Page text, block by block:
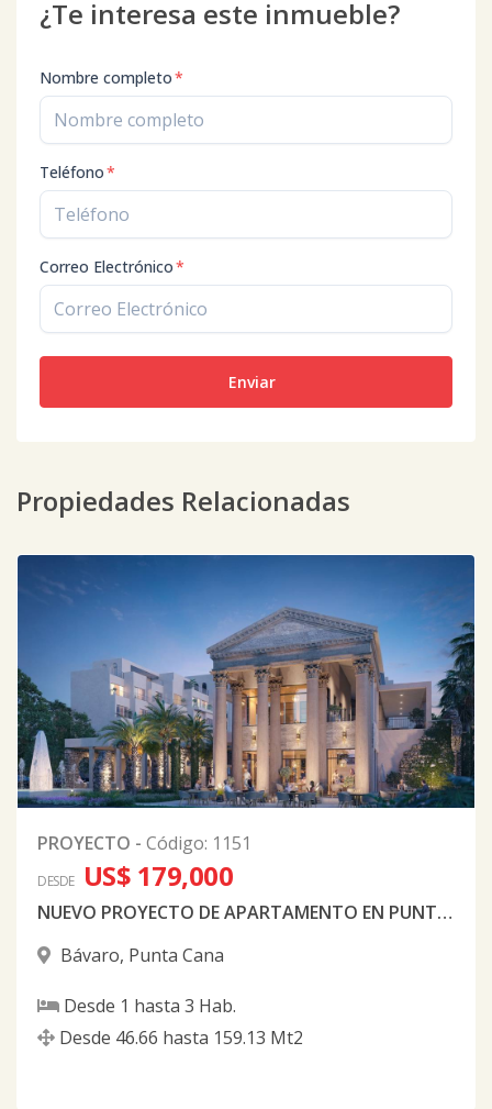
¿Te interesa este inmueble?
Nombre completo*
Teléfono*
Correo Electrónico*
Enviar
Propiedades Relacionadas
PROYECTO - Código: 1151
DESDE US$ 179,000
NUEVO PROYECTO DE APARTAMENTO EN PUNTA CANA
Bávaro, Punta Cana
Desde 1 hasta 3 Hab.
Desde 46.66 hasta 159.13 Mt2